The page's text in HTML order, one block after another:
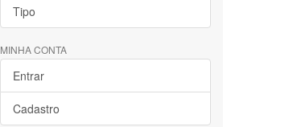
Tipo
MINHA CONTA
Entrar
Cadastro